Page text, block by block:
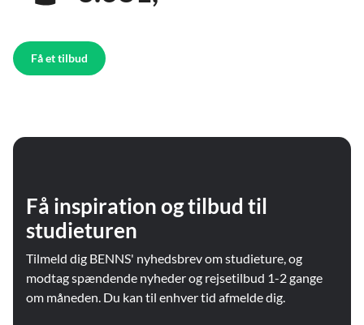
Få et tilbud
Få inspiration og tilbud til
studieturen
Tilmeld dig BENNS' nyhedsbrev om studieture, og
modtag spændende nyheder og rejsetilbud 1-2 gange
om måneden. Du kan til enhver tid afmelde dig.